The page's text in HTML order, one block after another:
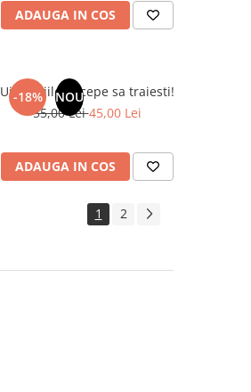
ADAUGA IN COS
-18% NOU
Uita grijile, incepe sa traiesti!
55,00 Lei45,00 Lei
ADAUGA IN COS
1 2